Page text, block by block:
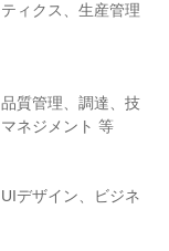
ィクス、生産管理
質管理、調達、技
ネジメント 等
デザイン、ビジネ